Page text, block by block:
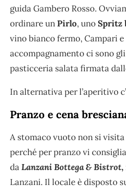
guida Gambero Rosso.
ordinare unPirlo, unoSpritz
vino bianco fermo, Campari e
accompagnamento ci sono
pasticceria salata firmata
In alternativa per l’aperitivo
Pranzo e cena
A stomaco vuoto non si
perché per pranzo vi
daLanzani Bottega & Bistrot,
Lanzani. Il locale è disposto